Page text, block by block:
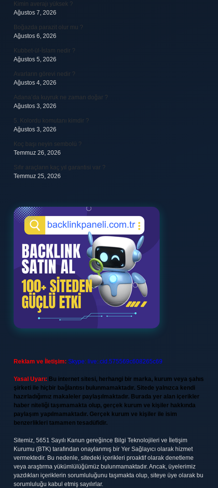
Kimin averajı yüksek ?
Ağustos 7, 2026
Boğazda parazit olur mu ?
Ağustos 6, 2026
Kubbet-ül-İslam nedir ?
Ağustos 5, 2026
Avarların görevi nedir ?
Ağustos 4, 2026
Adana’da kuyruk ne zaman doğar ?
Ağustos 3, 2026
5. Kolordu komutanı kimdir ?
Ağustos 3, 2026
Koç başı neyin sembolü ?
Temmuz 26, 2026
Sıfır araçların kaç yıl garantisi var ?
Temmuz 25, 2026
Reklam ve İletişim: Skype: live:.cid.575569c608265c69
Yasal Uyarı: Bu internet sitesi, herhangi bir marka, kurum veya şahıs
şirketi ile hiçbir bağlantısı bulunmamaktadır. Sitede yalnızca kendi
hazırladığımız makaleler paylaşılmaktadır. Burada yer alan içerikler
haber niteliği taşımamakta olup, gerçek kurum ve kişiler hakkında
paylaşım yapılmamaktadır. Gerçek kurum ve kişiler ile isim
benzerlikleri tamamen tesadüfidir.
Sitemiz, 5651 Sayılı Kanun gereğince Bilgi Teknolojileri ve İletişim
Kurumu (BTK) tarafından onaylanmış bir Yer Sağlayıcı olarak hizmet
vermektedir. Bu nedenle, sitedeki içerikleri proaktif olarak denetleme
veya araştırma yükümlülüğümüz bulunmamaktadır. Ancak, üyelerimiz
yazdıkları içeriklerin sorumluluğunu taşımakta olup, siteye üye olarak bu
sorumluluğu kabul etmiş sayılırlar.